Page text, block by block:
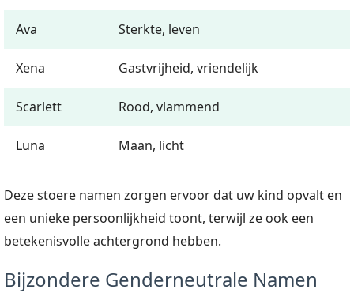
Ava Sterkte, leven
Xena Gastvrijheid, vriendelijk
Scarlett Rood, vlammend
Luna Maan, licht
Deze stoere namen zorgen ervoor dat uw kind opvalt en
een unieke persoonlijkheid toont, terwijl ze ook een
betekenisvolle achtergrond hebben.
Bijzondere Genderneutrale Namen